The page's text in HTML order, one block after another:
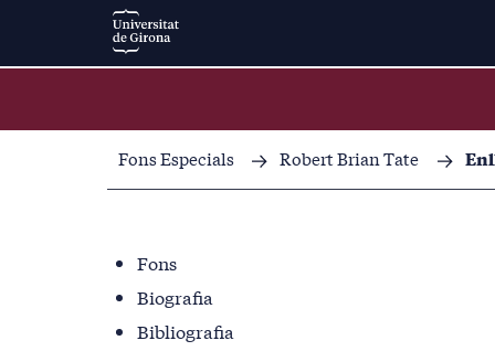
Fons Especials Robert Brian Tate
Fons
Biografia
Bibliografia